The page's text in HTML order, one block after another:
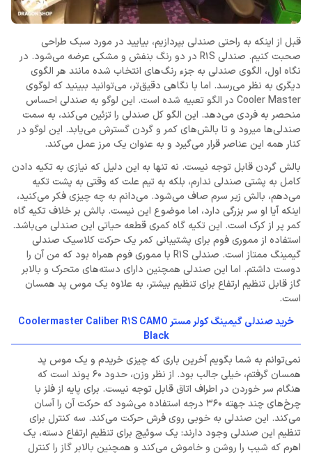
قبل از اینکه به راحتی صندلی بپردازیم، بیایید در مورد سبک طراحی
صحبت کنیم. صندلی R1S در دو رنگ بنفش و مشکی عرضه می‌شود. در
نگاه اول، الگوی صندلی به جزء رنگ‌های انتخاب شده مانند هر الگوی
دیگری به نظر می‌رسد. اما با نگاهی دقیق‌تر، می‌توانید ببینید که لوگوی
Cooler Master در الگو تعبیه شده است. این لوگو به صندلی احساس
منحصر به فردی می‌دهد. این الگو کل صندلی را تزئین می‌کند، به سمت
صندلی‌ها میرود و تا بالش‌های کمر و گردن گسترش می‌یابد. این لوگو در
کنار همه این عناصر قرار می‌گیرد و به عنوان یک مرز عمل می‌کند.
بالش گردن قابل توجه نیست. نه تنها به این دلیل که نیازی به تکیه دادن
کامل به پشتی صندلی ندارم، بلکه به تیم علت که وقتی به پشت تکیه
می‌دهم، بالش زیر سرم صاف می‌شود. می‌دانم به چه چیزی فکر می‌کنید،
اینکه آیا او سر بزرگی دارد، اما موضوع این نیست. بالش بر خلاف تکیه گاه
کمر پر از کرک است. این تکیه گاه کمری قطعه حیاتی این صندلی می‌باشد.
استفاده از مموری فوم برای پشتیبانی کمر یک حرکت کلاسیک صندلی
گیمینگ ممتاز است. صندلی R1S با مموری فوم همراه بود که من آن را
دوست داشتم. اما این صندلی همچنین دارای دسته‌های متحرک و بالابر
گاز قابل تنظیم ارتفاع برای تنظیم بیشتر، به علاوه یک موس پد همسان
است.
خرید صندلی گیمینگ کولر مستر Coolermaster Caliber R1S CAMO
Black
نمی‌توانم به شما بگویم آخرین باری که چیزی خریدم و یک موس پد
همسان گرفتم، خیلی جالب بود. از نظر وزن، حدود 60 پوند است که
هنگام سر خوردن در اطراف اتاق قابل توجه نیست. برای پایه از فلز با
چرخ‌های چند جهته 360 درجه استفاده می‌شود که حرکت آن را آسان
می‌کند. این صندلی به خوبی روی فرش حرکت می‌کند. سه کنترل برای
تنظیم این صندلی وجود دارند: یک سوئیچ برای تنظیم ارتفاع دسته، یک
اهرم که شیب را روشن و خاموش می‌کند و همچنین بالابر گاز را کنترل